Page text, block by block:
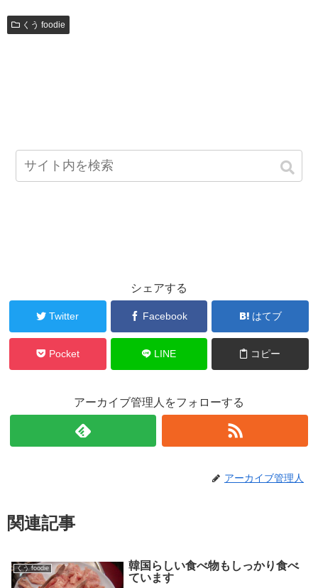
くう foodie
シェアする
Twitter Facebook はてブ
Pocket LINE コピー
アーカイブ管理人をフォローする
アーカイブ管理人
関連記事
くう foodie
韓国らしい食べ物もしっかり食べ
ています